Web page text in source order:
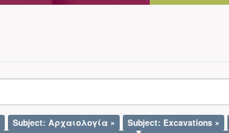
Subject: Αρχαιολογία × Subject: Excavations ×